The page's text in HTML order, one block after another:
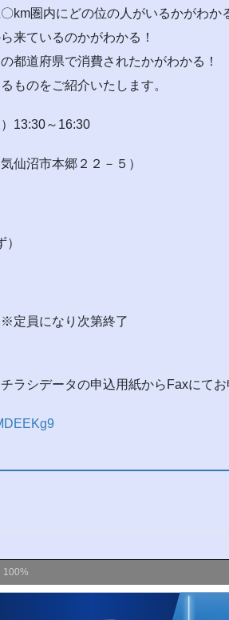
km圏内にどの位の人がいるかがわか
来ているのかがわかる！
都道府県で消費されたかがわかる！
ものをご紹介いたします。
13:30～16:30
沼市本郷２２－５）
定員になり次第終了
ラシデータの申込用紙からFaxにてお
100%